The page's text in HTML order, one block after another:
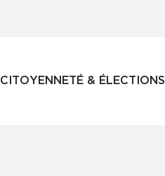
CITOYENNETÉ & ÉLECTIONS